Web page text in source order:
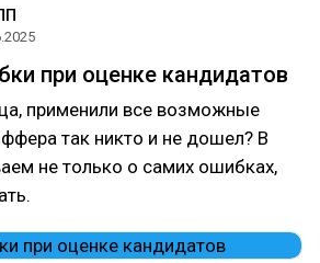
при оценке кандидатов
применили все возможные
так никто и не дошел? В
не только о самих ошибках,